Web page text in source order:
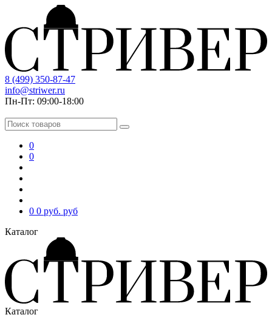
8 (499) 350-87-47
info@striwer.ru
Пн-Пт: 09:00-18:00
0
0
0 0 руб. руб
Каталог
Каталог